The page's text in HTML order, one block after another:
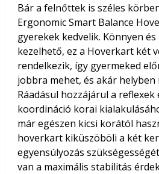
Bár a felnőttek is széles
Ergonomic Smart Balance
gyerekek kedvelik. Könnyen
kezelhető, ez a Hoverkart két
rendelkezik, így gyermeked
jobbra mehet, és akár
Ráadásul hozzájárul a reflexek
koordináció korai
már egészen kicsi korától
hoverkart kiküszöböli a két
egyensúlyozás
van a maximális stabilitás